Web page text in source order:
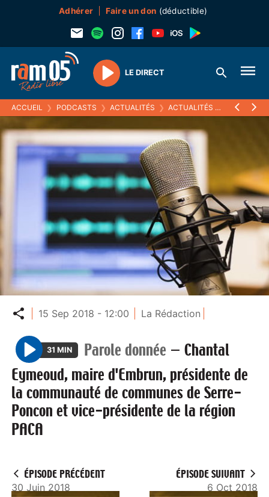
Adhérer Faire un don (déductible)
Play
LE DIRECT
ACCUEIL ❯ PODCASTS ❯ ACTUALITÉS ❯ ACTUALITÉS (ARCHIVES)
Partager
15 Sep 2018 - 12:00 La Rédaction
P
l
a
y
31 MIN Parole donnée — Chantal
Eymeoud, maire d'Embrun, présidente de
la communauté de communes de Serre-
Poncon et vice-présidente de la région
PACA
ÉPISODE PRÉCÉDENT
30 Juin 2018
ÉPISODE SUIVANT
6 Oct 2018